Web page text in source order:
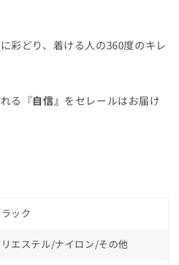
彩どり、着ける人の360度のキレ
る『自信』 をセレールはお届け
ック
エステル/ナイロン/その他